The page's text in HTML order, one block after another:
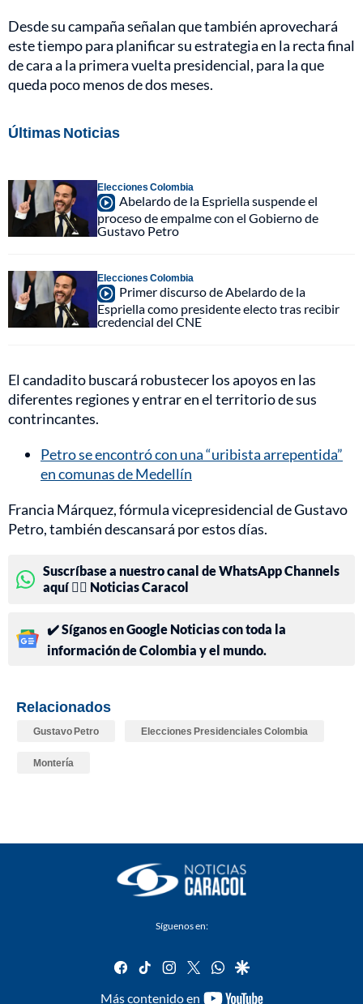
Desde su campaña señalan que también aprovechará
este tiempo para planificar su estrategia en la recta final
de cara a la primera vuelta presidencial, para la que
queda poco menos de dos meses.
Últimas Noticias
Elecciones Colombia
Abelardo de la Espriella suspende el
proceso de empalme con el Gobierno de
Gustavo Petro
Elecciones Colombia
Primer discurso de Abelardo de la
Espriella como presidente electo tras recibir
credencial del CNE
El candadito buscará robustecer los apoyos en las
diferentes regiones y entrar en el territorio de sus
contrincantes.
Petro se encontró con una “uribista arrepentida”
en comunas de Medellín
Francia Márquez, fórmula vicepresidencial de Gustavo
Petro, también descansará por estos días.
Suscríbase a nuestro canal de WhatsApp Channels
aquí 👉🏻 Noticias Caracol
✔️ Síganos en Google Noticias con toda la
información de Colombia y el mundo.
Relacionados
Gustavo Petro Elecciones Presidenciales Colombia
Montería
Síguenos en:
facebook
tiktok instagram
twitterwhatsapp
google
Más contenido en
youtube-